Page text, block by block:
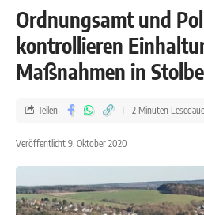
Ordnungsamt und
kontrollieren
Maßnahmen in
Veröffentlicht 9. Oktober 2020
Teilen 2 Minuten